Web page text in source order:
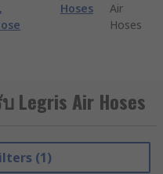
Hoses
Air
Hoses
Air Hoses
(1)